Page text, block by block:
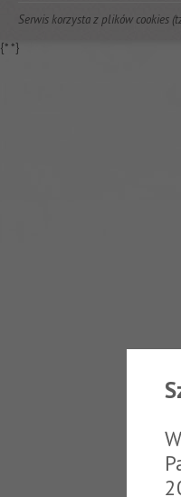
Serwis korzysta z plików cookies
{**}